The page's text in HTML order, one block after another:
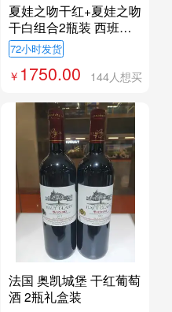
夏娃之吻干红+夏娃之吻
干白组合2瓶装 西班牙
原瓶原装进口
72小时发货
1750.00 144人想买
法国 奥凯城堡 干红葡萄
酒 2瓶礼盒装